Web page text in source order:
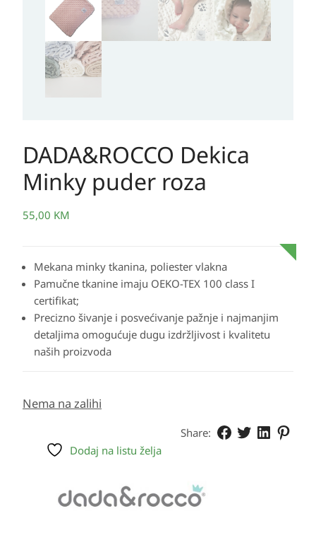
DADA&ROCCO Dekica
Minky puder roza
55,00 KM
Mekana minky tkanina, poliester vlakna
Pamučne tkanine imaju OEKO-TEX 100 class I
certifikat;
Precizno šivanje i posvećivanje pažnje i najmanjim
detaljima omogućuje dugu izdržljivost i kvalitetu
naših proizvoda
Nema na zalihi
Share:
Dodaj na listu želja